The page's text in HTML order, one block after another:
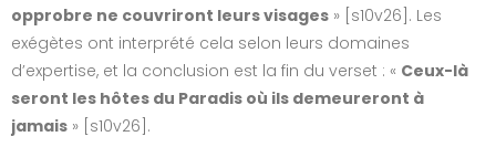
opprobre ne couvriront leurs visages » [s10v26]. Les
exégètes ont interprété cela selon leurs domaines
d’expertise, et la conclusion est la fin du verset : « Ceux-là
seront les hôtes du Paradis où ils demeureront à
jamais » [s10v26].